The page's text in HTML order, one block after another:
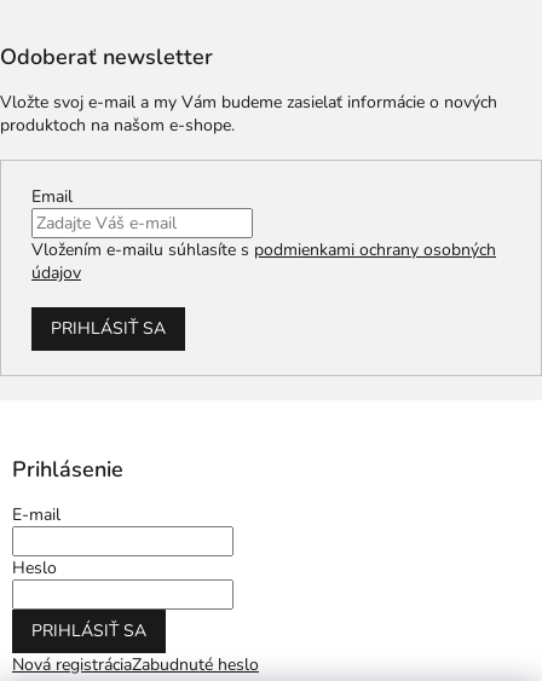
Odoberať newsletter
Vložte svoj e-mail a my Vám budeme zasielať informácie o nových
produktoch na našom e-shope.
Email
Vložením e-mailu súhlasíte s podmienkami ochrany osobných
údajov
PRIHLÁSIŤ SA
Prihlásenie
E-mail
Heslo
PRIHLÁSIŤ SA
Nová registráciaZabudnuté heslo